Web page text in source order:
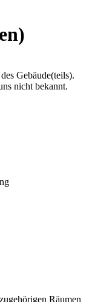
Gebäude(teils).
nicht bekannt.
Räumen